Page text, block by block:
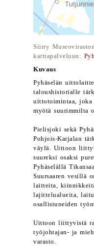
Siirry
karttapalveluun:
Kuvaus
Pyhäselän
taloushistorialle
uittotoimintaa, joka
myötä suurimmilta
Pielisjoki sekä
Pohjois-Karjalan
väylä. Uittoon
suureksi osaksi
Pyhäselällä
Suursaaren vesillä
laitteita,
lajittelualueita,
osallistuneiden
Uittoon liittyvistä
työjohtajan- ja
varasto.